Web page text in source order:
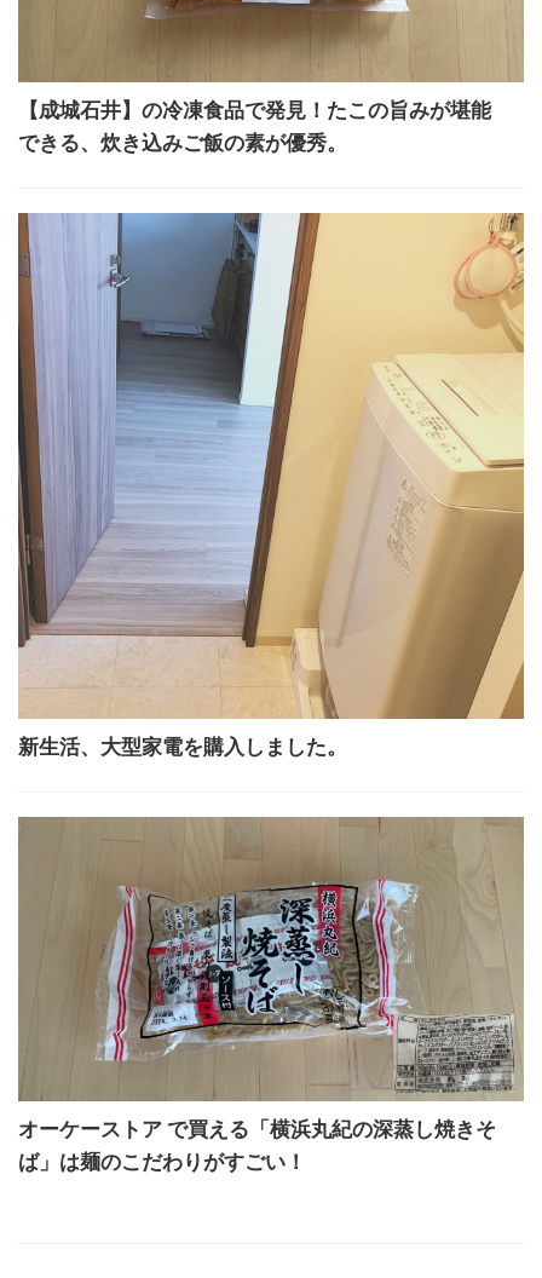
【成城石井】の冷凍食品で発見！たこの旨みが堪能
できる、炊き込みご飯の素が優秀。
新生活、大型家電を購入しました。
オーケーストア で買える「横浜丸紀の深蒸し焼きそ
ば」は麺のこだわりがすごい！